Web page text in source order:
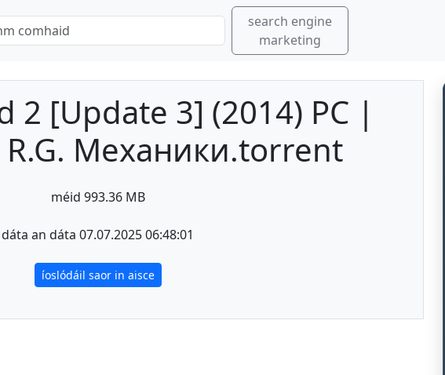
search engine
marketing
2 [Update 3] (2014) PC |
R.G. Механики.torrent
méid 993.36 MB
dáta an dáta 07.07.2025 06:48:01
íoslódáil saor in aisce